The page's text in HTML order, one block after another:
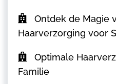
Ontdek de Magie
Haarverzorging voor
Optimale
Familie